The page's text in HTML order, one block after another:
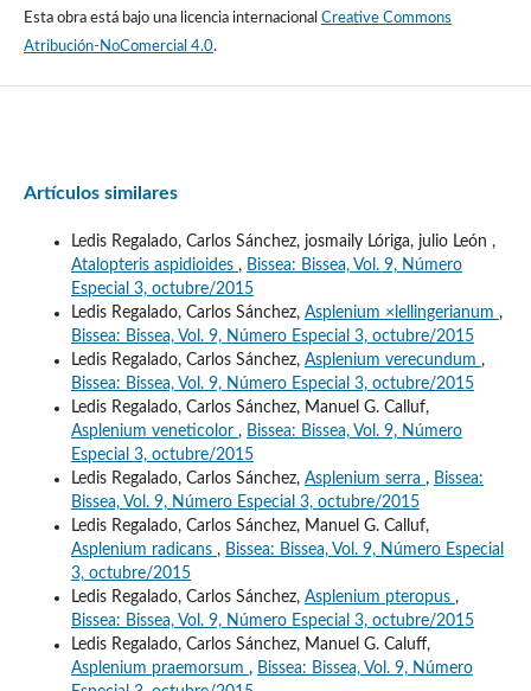
Esta obra está bajo una licencia internacional Creative Commons
Atribución-NoComercial 4.0.
Artículos similares
Ledis Regalado, Carlos Sánchez, josmaily Lóriga, julio León ,
Atalopteris aspidioides , Bissea: Bissea, Vol. 9, Número
Especial 3, octubre/2015
Ledis Regalado, Carlos Sánchez, Asplenium ×lellingerianum ,
Bissea: Bissea, Vol. 9, Número Especial 3, octubre/2015
Ledis Regalado, Carlos Sánchez, Asplenium verecundum ,
Bissea: Bissea, Vol. 9, Número Especial 3, octubre/2015
Ledis Regalado, Carlos Sánchez, Manuel G. Calluf,
Asplenium veneticolor , Bissea: Bissea, Vol. 9, Número
Especial 3, octubre/2015
Ledis Regalado, Carlos Sánchez, Asplenium serra , Bissea:
Bissea, Vol. 9, Número Especial 3, octubre/2015
Ledis Regalado, Carlos Sánchez, Manuel G. Calluf,
Asplenium radicans , Bissea: Bissea, Vol. 9, Número Especial
3, octubre/2015
Ledis Regalado, Carlos Sánchez, Asplenium pteropus ,
Bissea: Bissea, Vol. 9, Número Especial 3, octubre/2015
Ledis Regalado, Carlos Sánchez, Manuel G. Caluff,
Asplenium praemorsum , Bissea: Bissea, Vol. 9, Número